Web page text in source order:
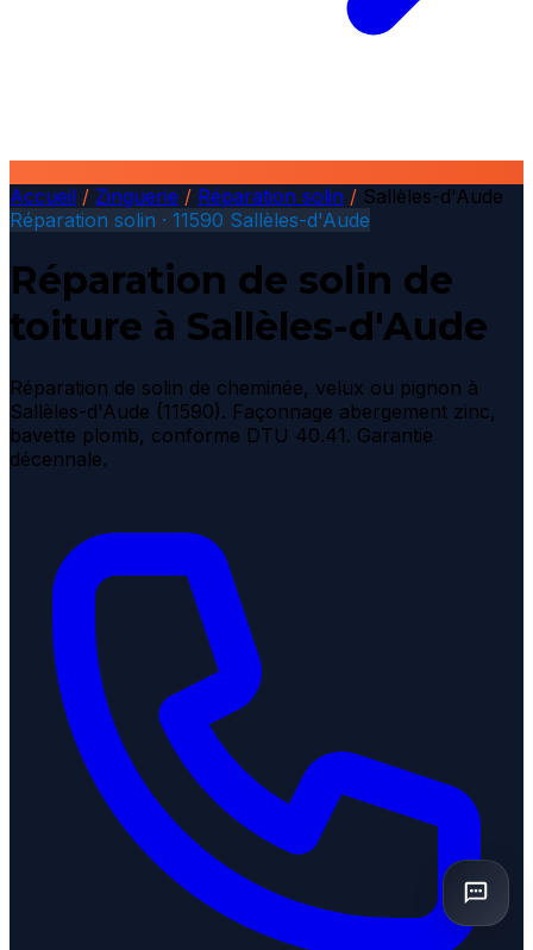
Accueil / Zinguerie / Réparation solin / Sallèles-d'Aude
Réparation solin · 11590 Sallèles-d'Aude
Réparation de solin de
toiture à Sallèles-d'Aude
Réparation de solin de cheminée, velux ou pignon à
Sallèles-d'Aude (11590). Façonnage abergement zinc,
bavette plomb, conforme DTU 40.41. Garantie
décennale.